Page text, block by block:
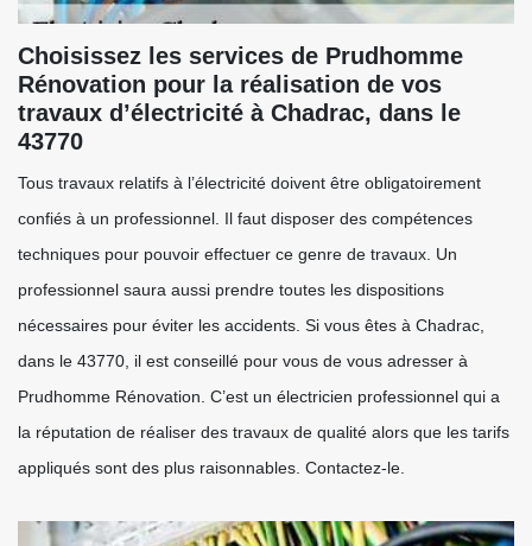
Choisissez les services de Prudhomme
Rénovation pour la réalisation de vos
travaux d’électricité à Chadrac, dans le
43770
Tous travaux relatifs à l’électricité doivent être obligatoirement
confiés à un professionnel. Il faut disposer des compétences
techniques pour pouvoir effectuer ce genre de travaux. Un
professionnel saura aussi prendre toutes les dispositions
nécessaires pour éviter les accidents. Si vous êtes à Chadrac,
dans le 43770, il est conseillé pour vous de vous adresser à
Prudhomme Rénovation. C’est un électricien professionnel qui a
la réputation de réaliser des travaux de qualité alors que les tarifs
appliqués sont des plus raisonnables. Contactez-le.